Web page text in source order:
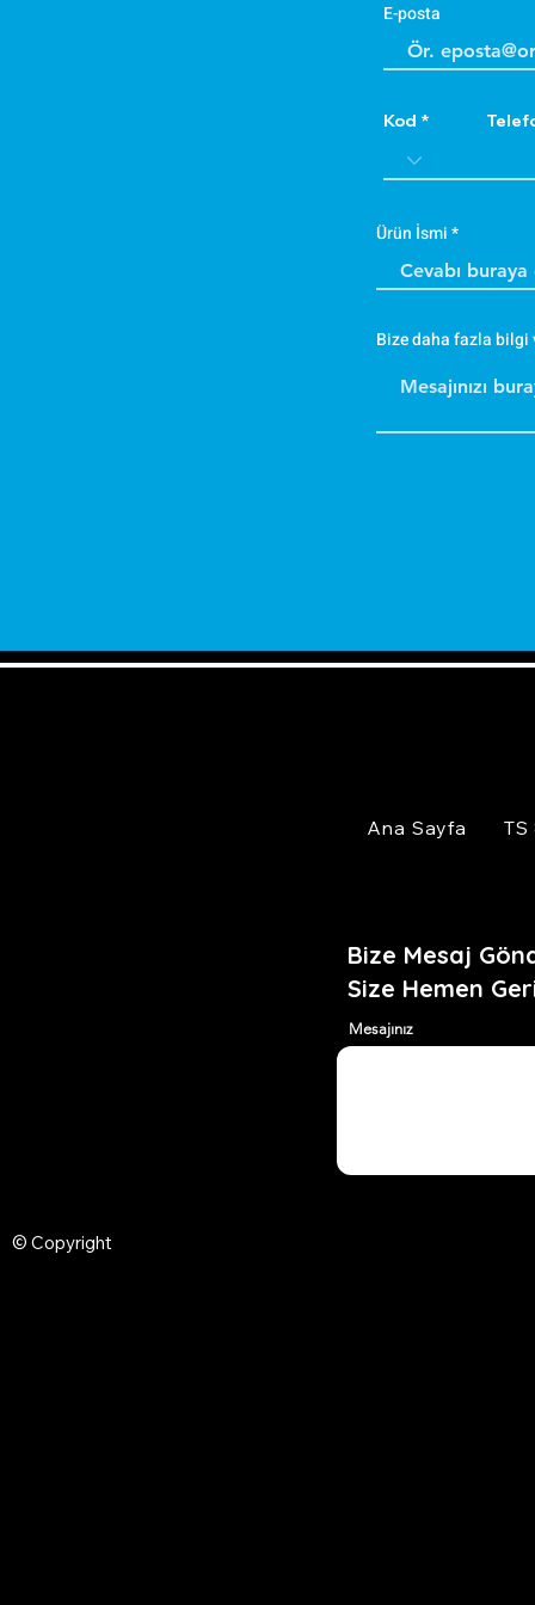
E-posta
Kod
Ürün İsmi
Bize daha fazla bilgi
Ana Sayfa TS
Bize Mesaj
Size Hemen
Mesajınız
© Copyright